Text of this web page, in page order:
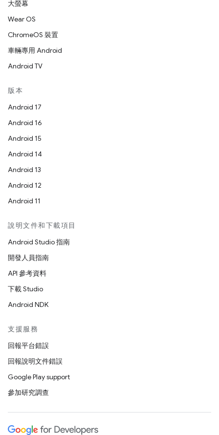
大螢幕
Wear OS
ChromeOS 裝置
車輛專用 Android
Android TV
版本
Android 17
Android 16
Android 15
Android 14
Android 13
Android 12
Android 11
說明文件和下載項目
Android Studio 指南
開發人員指南
API 參考資料
下載 Studio
Android NDK
支援服務
回報平台錯誤
回報說明文件錯誤
Google Play support
參加研究調查